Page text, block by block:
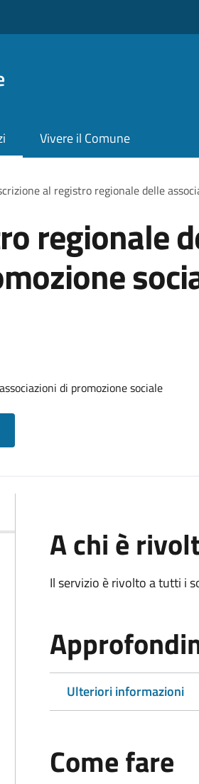
Vivere il Comune
al registro regionale delle
regionale
di promozione sociale
A chi è
Il servizio è rivolto a tutti i
Ulteriori informazioni
Come fare